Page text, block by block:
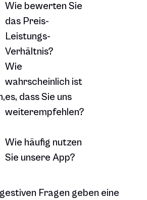
Wie bewerten Sie
das Preis-
Leistungs-
Verhältnis?
Wie
wahrscheinlich ist
es, dass Sie uns
weiterempfehlen?
Wie häufig nutzen
Sie unsere App?
Fragen geben eine